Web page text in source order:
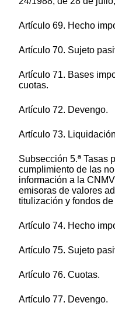
Artículo 69. Hecho
Artículo 70. Sujeto
Artículo 71. Bases
cuotas.
Artículo 72. Devengo.
Artículo 73.
Subsección 5.ª Tasas
cumplimiento de las
información a la
emisoras de valores
titulización y fondos
Artículo 74. Hecho
Artículo 75. Sujeto
Artículo 76. Cuotas.
Artículo 77. Devengo.